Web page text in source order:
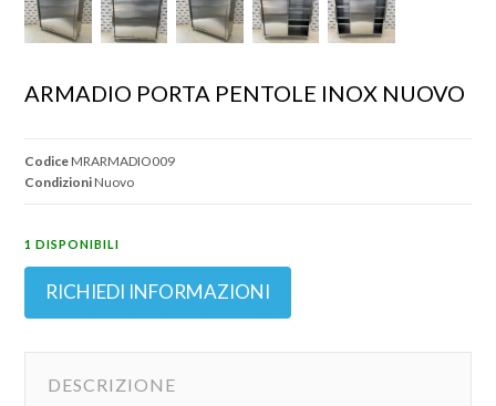
ARMADIO PORTA PENTOLE INOX NUOVO
CodiceMRARMADIO009
CondizioniNuovo
1 DISPONIBILI
RICHIEDI INFORMAZIONI
DESCRIZIONE